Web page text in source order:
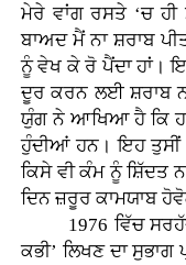
ਮੇਰੇ ਵਾਂਗ ਰਸਤੇ ‘ਚ
ਬਾਅਦ ਮੈਂ ਨਾ ਸ਼ਰਾਬ
ਨੂੰ ਵੇਖ ਕੇ ਰੋ ਪੈਂਦਾ ਹਾਂ।
ਦੂਰ ਕਰਨ ਲਈ ਸ਼ਰਾਬ
ਯੁੰਗ ਨੇ ਆਖਿਆ ਹੈ ਕਿ
ਹੁੰਦੀਆਂ ਹਨ। ਇਹ ਤੁਸੀਂ
ਕਿਸੇ ਵੀ ਕੰਮ ਨੂੰ ਸ਼ਿੱਦਤ
ਦਿਨ ਜ਼ਰੂਰ ਕਾਮਯਾਬ
1976 ਵਿੱਚ
ਕਭੀ’ ਲਿਖਣ ਦਾ